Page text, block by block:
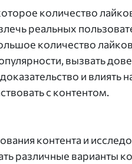
количество
реальных
количество
вызвать
и влиять
с контентом.
контента и
различные варианты